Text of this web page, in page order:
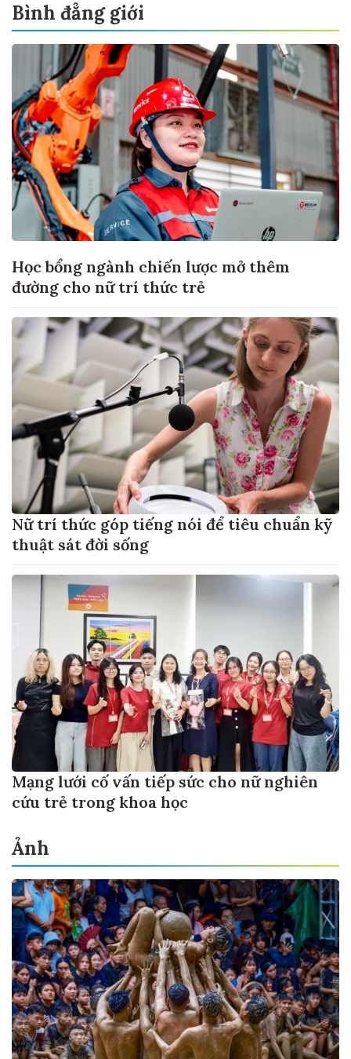
Bình đẳng giới
Học bổng ngành chiến lược mở thêm
đường cho nữ trí thức trẻ
Nữ trí thức góp tiếng nói để tiêu chuẩn kỹ
thuật sát đời sống
Mạng lưới cố vấn tiếp sức cho nữ nghiên
cứu trẻ trong khoa học
Ảnh